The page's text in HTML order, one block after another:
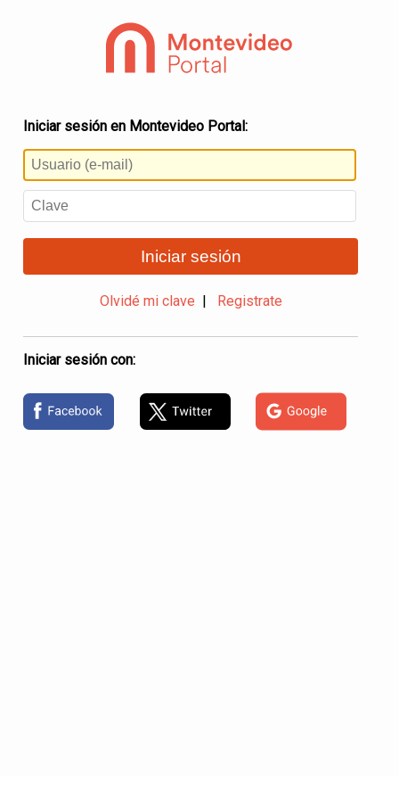
Iniciar sesión en Montevideo Portal:
Iniciar sesión
Olvidé mi clave Registrate
Iniciar sesión con: